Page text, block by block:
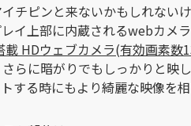
チピンと来ないかもしれないけ
イ上部に内蔵されるwebカメラ
載 HDウェブカメラ(有効画素数
らに暗がりでもしっかりと映
する時にもより綺麗な映像を相